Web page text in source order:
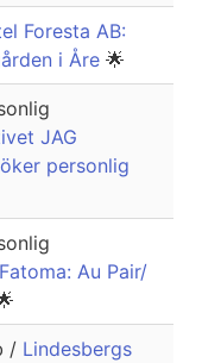
Foresta AB:
i Åre 🌟
JAG
personlig
Au Pair/
/ Lindesbergs